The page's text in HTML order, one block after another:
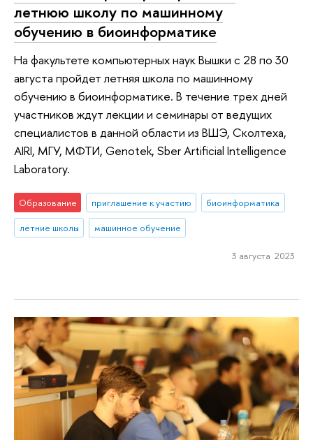
летнюю школу по машинному
обучению в биоинформатике
На факультете компьютерных наук Вышки с 28 по 30
августа пройдет летняя школа по машинному
обучению в биоинформатике. В течение трех дней
участников ждут лекции и семинары от ведущих
специалистов в данной области из ВШЭ, Сколтеха,
AIRI, МГУ, МФТИ, Genotek, Sber Artificial Intelligence
Laboratory.
Образование приглашение к участию
биоинформатика
летние школы
машинное обучение
3 августа 2023